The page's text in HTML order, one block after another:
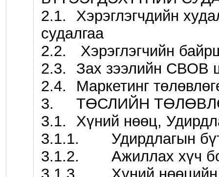
2.1.	Хэрэглэгчдийн худалдан авах чадварын
судалгаа
2.2.	 Хэрэглэгчийн байршлын судалгаа
2.3.	Зах зээлийн СВОВ шинжилгээ
2.4.	Маркетинг төлөвлөгөө
3.	ТӨСЛИЙН ТӨЛӨВЛӨЛТ БА ҮЙЛ АЖИЛЛАГАА
3.1.	Хүний нөөц, Удирдлага зохион байгуулалт
3.1.1.	Удирдлагын бүтэц зохион байгуулалт
3.1.2.	Ажиллах хүч болон ажил үүргийн хуваар